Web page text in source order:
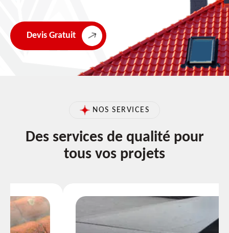
Devis Gratuit
NOS SERVICES
Des services de qualité pour
tous vos projets